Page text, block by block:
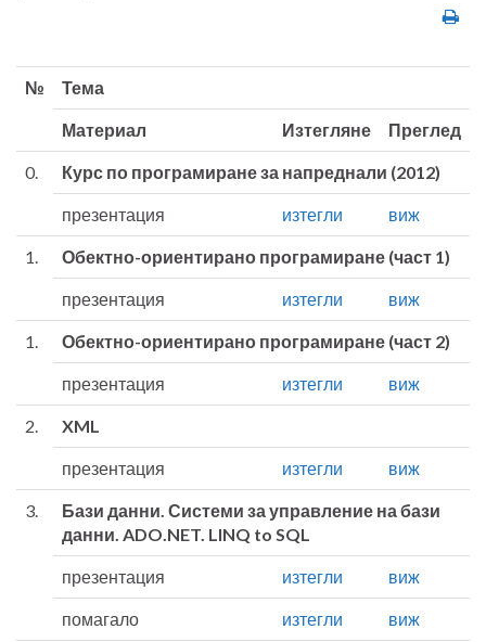
№ Тема
Материал Изтегляне Преглед
0. Курс по програмиране за напреднали (2012)
презентация изтегли виж
1. Обектно-ориентирано програмиране (част 1)
презентация изтегли виж
1. Обектно-ориентирано програмиране (част 2)
презентация изтегли виж
2. XML
презентация изтегли виж
3.
Бази данни. Системи за управление на бази
данни. ADO.NET. LINQ to SQL
презентация изтегли виж
помагало изтегли виж